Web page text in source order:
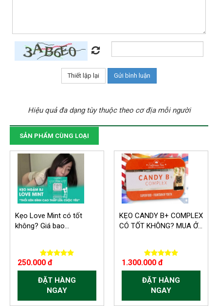
Hiệu quả đa dạng tùy thuộc theo cơ địa mỗi người
SẢN PHẨM CÙNG LOẠI
Kẹo Love Mint có tốt
không? Giá bao...
250.000 đ
ĐẶT HÀNG
NGAY
KẸO CANDY B+ COMPLEX
CÓ TỐT KHÔNG? MUA Ở...
1.300.000 đ
ĐẶT HÀNG
NGAY